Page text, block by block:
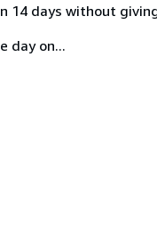
days without
day on...